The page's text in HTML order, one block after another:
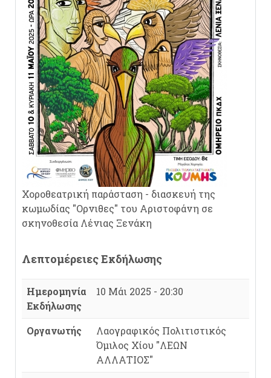
Χοροθεατρική παράσταση - διασκευή της
κωμωδίας "Ορνιθες" του Αριστοφάνη σε
σκηνοθεσία Λένιας Ξενάκη
Λεπτομέρειες Εκδήλωσης
Ημερομηνία
Εκδήλωσης
10 Μάι 2025 - 20:30
Οργανωτής
Λαογραφικός Πολιτιστικός
Όμιλος Χίου "ΛΕΩΝ
ΑΛΛΑΤΙΟΣ"